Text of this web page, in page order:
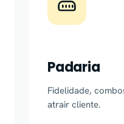
Padaria
Fidelidade,
atrair cliente.